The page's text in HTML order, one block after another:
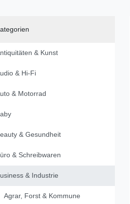
& Kunst
& Hi-Fi
& Motorrad
& Gesundheit
& Schreibwaren
& Industrie
Agrar, Forst & Kommune